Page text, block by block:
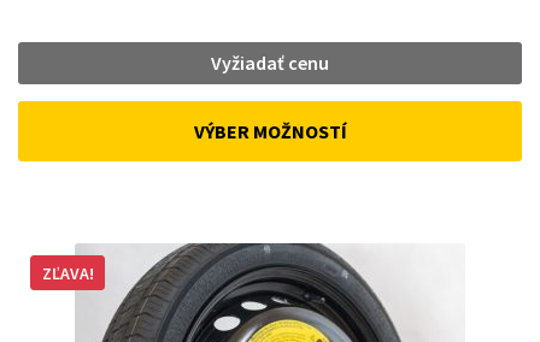
Vyžiadať cenu
VÝBER MOŽNOSTÍ
ZĽAVA!